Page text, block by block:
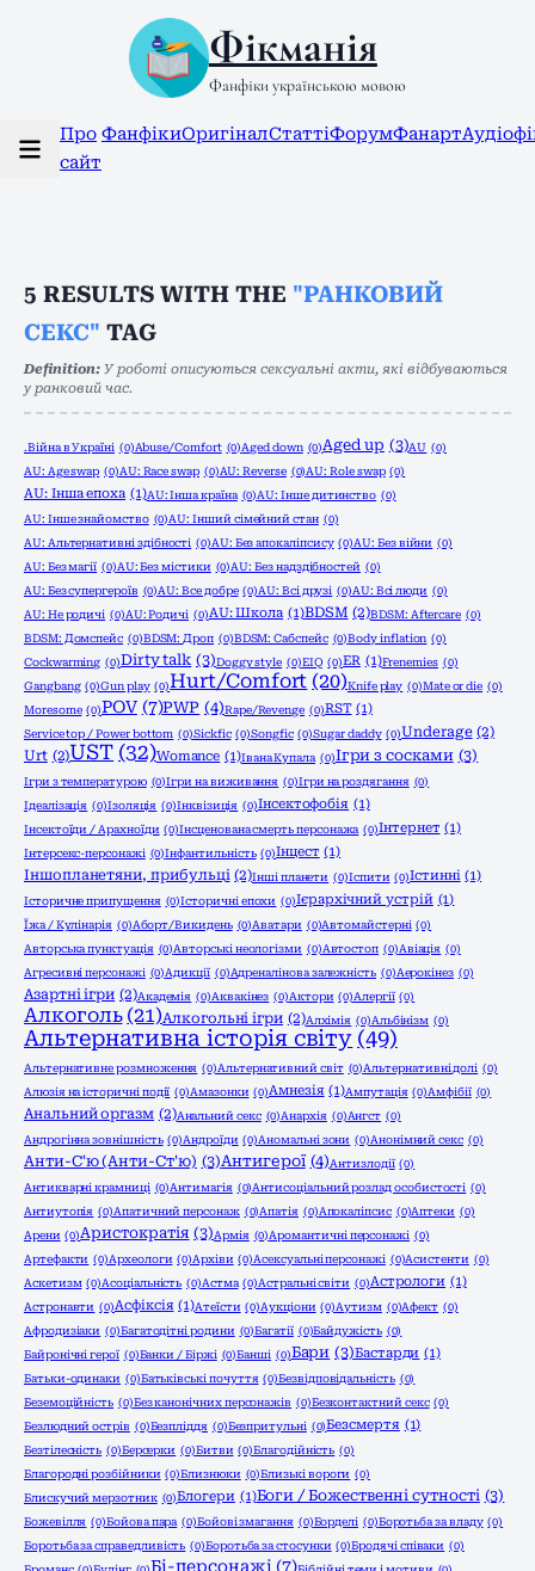
Фікманія
Фанфіки українською мовою
Про
сайт
ФанфікиОригіналСтаттіФорумФанарт
5 RESULTS WITH THE "РАНКОВИЙ
СЕКС" TAG
Definition: У роботі описуються сексуальні акти, які відбуваються
у ранковий час.
.Війна в Україні (0)Abuse/Comfort (0)Aged down (0)Aged up (3)AU (0)
AU: Age swap (0)AU: Race swap (0)AU: Reverse (0)AU: Role swap (0)
AU: Інша епоха (1)AU: Інша країна (0)AU: Інше дитинство (0)
AU: Інше знайомство (0)AU: Інший сімейний стан (0)
AU: Альтернативні здібності (0)AU: Без апокаліпсису (0)AU: Без війни (0)
AU: Без магії (0)AU: Без містики (0)AU: Без надздібностей (0)
AU: Без супергероїв (0)AU: Все добре (0)AU: Всі друзі (0)AU: Всі люди (0)
AU: Не родичі (0)AU: Родичі (0)AU: Школа (1)BDSM (2)BDSM: Aftercare (0)
BDSM: Домспейс (0)BDSM: Дроп (0)BDSM: Сабспейс (0)Body inflation (0)
Cockwarming (0)Dirty talk (3)Doggy style (0)EIQ (0)ER (1)Frenemies (0)
Gangbang (0)Gun play (0)Hurt/Comfort (20)Knife play (0)Mate or die (0)
Moresome (0)POV (7)PWP (4)Rape/Revenge (0)RST (1)
Service top / Power bottom (0)Sickfic (0)Songfic (0)Sugar daddy (0)Underage (2)
Urt (2)UST (32)Womance (1)Івана Купала (0)Ігри з сосками (3)
Ігри з температурою (0)Ігри на виживання (0)Ігри на роздягання (0)
Ідеалізація (0)Ізоляція (0)Інквізиція (0)Інсектофобія (1)
Інсектоїди / Арахноїди (0)Інсценована смерть персонажа (0)Інтернет (1)
Інтерсекс-персонажі (0)Інфантильність (0)Інцест (1)
Іншопланетяни, прибульці (2)Інші планети (0)Іспити (0)Істинні (1)
Історичне припущення (0)Історичні епохи (0)Ієрархічний устрій (1)
Їжа / Кулінарія (0)Аборт/Викидень (0)Аватари (0)Автомайстерні (0)
Авторська пунктуація (0)Авторські неологізми (0)Автостоп (0)Авіація (0)
Агресивні персонажі (0)Адикції (0)Адреналінова залежність (0)Аерокінез (0)
Азартні ігри (2)Академія (0)Аквакінез (0)Актори (0)Алергії (0)
Алкоголь (21)Алкогольні ігри (2)Алхімія (0)Альбінізм (0)
Альтернативна історія світу (49)
Альтернативне розмноження (0)Альтернативний світ (0)Альтернативні долі (0)
Алюзія на історичні події (0)Амазонки (0)Амнезія (1)Ампутація (0)Амфібії (0)
Анальний оргазм (2)Анальний секс (0)Анархія (0)Ангст (0)
Андрогінна зовнішність (0)Андроїди (0)Аномальні зони (0)Анонімний секс (0)
Анти-С'ю (Анти-Ст'ю) (3)Антигерої (4)Антизлодії (0)
Антикварні крамниці (0)Антимагія (0)Антисоціальний розлад особистості (0)
Антиутопія (0)Апатичний персонаж (0)Апатія (0)Апокаліпсис (0)Аптеки (0)
Арени (0)Аристократія (3)Армія (0)Аромантичні персонажі (0)
Артефакти (0)Археологи (0)Архіви (0)Асексуальні персонажі (0)Асистенти (0)
Аскетизм (0)Асоціальність (0)Астма (0)Астральні світи (0)Астрологи (1)
Астронавти (0)Асфіксія (1)Атеїсти (0)Аукціони (0)Аутизм (0)Афект (0)
Афродизіаки (0)Багатодітні родини (0)Багатії (0)Байдужість (0)
Байронічні герої (0)Банки / Біржі (0)Банші (0)Бари (3)Бастарди (1)
Батьки-одинаки (0)Батьківські почуття (0)Безвідповідальність (0)
Беземоційність (0)Без канонічних персонажів (0)Безконтактний секс (0)
Безлюдний острів (0)Безпліддя (0)Безпритульні (0)Безсмертя (1)
Безтілесність (0)Берсерки (0)Битви (0)Благодійність (0)
Благородні розбійники (0)Близнюки (0)Близькі вороги (0)
Блискучий мерзотник (0)Блогери (1)Боги / Божественні сутності (3)
Божевілля (0)Бойова пара (0)Бойові змагання (0)Борделі (0)Боротьба за владу (0)
Боротьба за справедливість (0)Боротьба за стосунки (0)Бродячі співаки (0)
Бі-персонажі (7)